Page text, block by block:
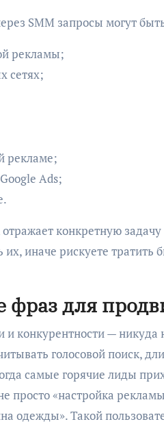
SMM запросы могут
рекламы;
сетях;
рекламе;
Ads;
конкретную
иначе рискуете тратить
фраз для
и конкурентности —
голосовой поиск,
самые горячие лиды
«настройка
одежды». Такой